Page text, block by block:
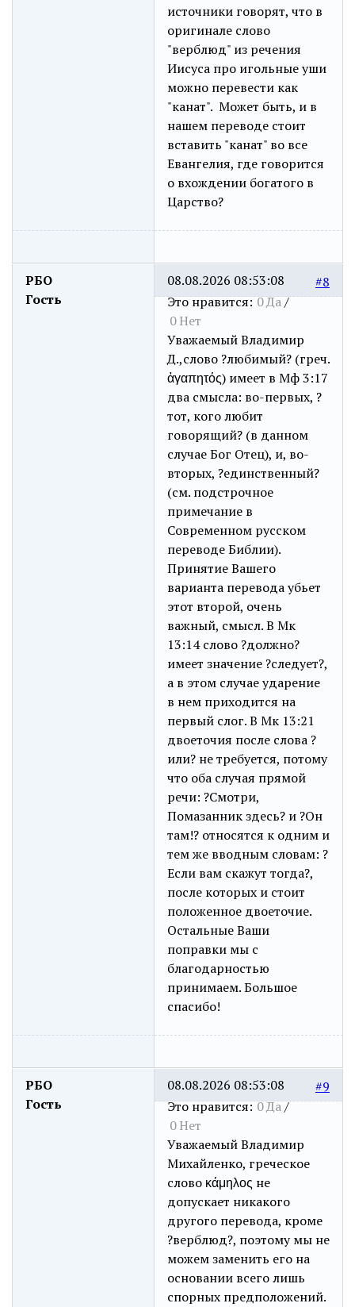
источники говорят, что в
оригинале слово
"верблюд" из речения
Иисуса про игольные уши
можно перевести как
"канат". Может быть, и в
нашем переводе стоит
вставить "канат" во все
Евангелия, где говорится
о вхождении богатого в
Царство?
РБО
Гость
#8
Это нравится: 0Да/
0Нет
08.08.2026 08:53:08
Уважаемый Владимир
Д.,слово ?любимый? (греч.
ἀγαπητός) имеет в Мф 3:17
два смысла: во-первых, ?
тот, кого любит
говорящий? (в данном
случае Бог Отец), и, во-
вторых, ?единственный?
(см. подстрочное
примечание в
Современном русском
переводе Библии).
Принятие Вашего
варианта перевода убьет
этот второй, очень
важный, смысл. В Мк
13:14 слово ?должно?
имеет значение ?следует?,
а в этом случае ударение
в нем приходится на
первый слог. В Мк 13:21
двоеточия после слова ?
или? не требуется, потому
что оба случая прямой
речи: ?Смотри,
Помазанник здесь? и ?Он
там!? относятся к одним и
тем же вводным словам: ?
Если вам скажут тогда?,
после которых и стоит
положенное двоеточие.
Остальные Ваши
поправки мы с
благодарностью
принимаем. Большое
спасибо!
РБО
Гость
#9
Это нравится: 0Да/
0Нет
08.08.2026 08:53:08
Уважаемый Владимир
Михайленко, греческое
слово κάμηλος не
допускает никакого
другого перевода, кроме
?верблюд?, поэтому мы не
можем заменить его на
основании всего лишь
спорных предположений.